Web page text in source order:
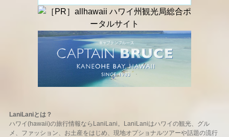
LaniLaniとは？
ハワイ(hawaii)の旅行情報ならLaniLani。LaniLaniはハワイの観光、グル
メ、ファッション、お土産をはじめ、現地オプショナルツアーや話題の流行